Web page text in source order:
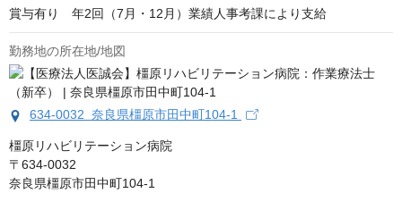
賞与有り　年2回（7月・12月）業績人事考課により支給
勤務地の所在地/地図
634-0032 奈良県橿原市田中町104-1
橿原リハビリテーション病院
〒634-0032
奈良県橿原市田中町104-1